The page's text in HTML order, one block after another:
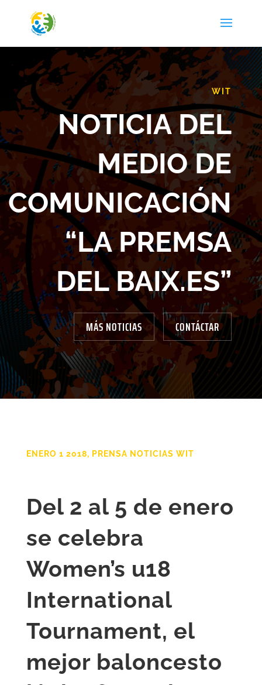
WIT
NOTICIA DEL
MEDIO DE
COMUNICACIÓN
“LA PREMSA
DEL BAIX.ES”
MÁS NOTICIAS CONTÁCTAR
ENERO 1 2018, PRENSA NOTICIAS WIT
Del 2 al 5 de enero
se celebra
Women’s u18
International
Tournament, el
mejor baloncesto